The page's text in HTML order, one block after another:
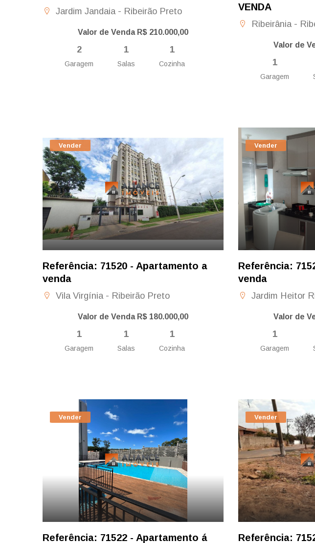
Jardim Jandaia - Ribeirão Preto
Valor de Venda R$ 210.000,00
2
Garagem
1
Salas
1
Cozinha
VENDA
Ribeirânia -
Valor de
1
Garagem
Vender
Referência: 71520 - Apartamento a
venda
Vila Virgínia - Ribeirão Preto
Valor de Venda R$ 180.000,00
1
Garagem
1
Salas
1
Cozinha
Vender
Referência:
venda
Jardim Heitor
Valor de
1
Garagem
Vender
Referência: 71522 - Apartamento á
Vender
Referência: